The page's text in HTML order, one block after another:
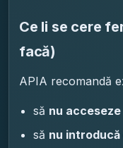
Ce li se cere
facă)
APIA recomandă
să nu
să nu